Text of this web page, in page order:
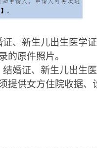
、新生儿出生医学
的原件照片。
婚证、新生儿出生
提供女方住院收据、